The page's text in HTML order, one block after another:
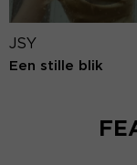
JSY
Een stille blik